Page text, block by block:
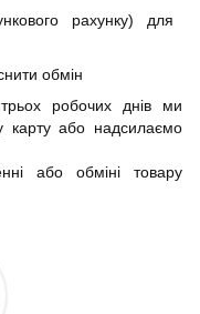
рахунку) для
обмін
робочих днів ми
карту або надсилаємо
або обміні товару